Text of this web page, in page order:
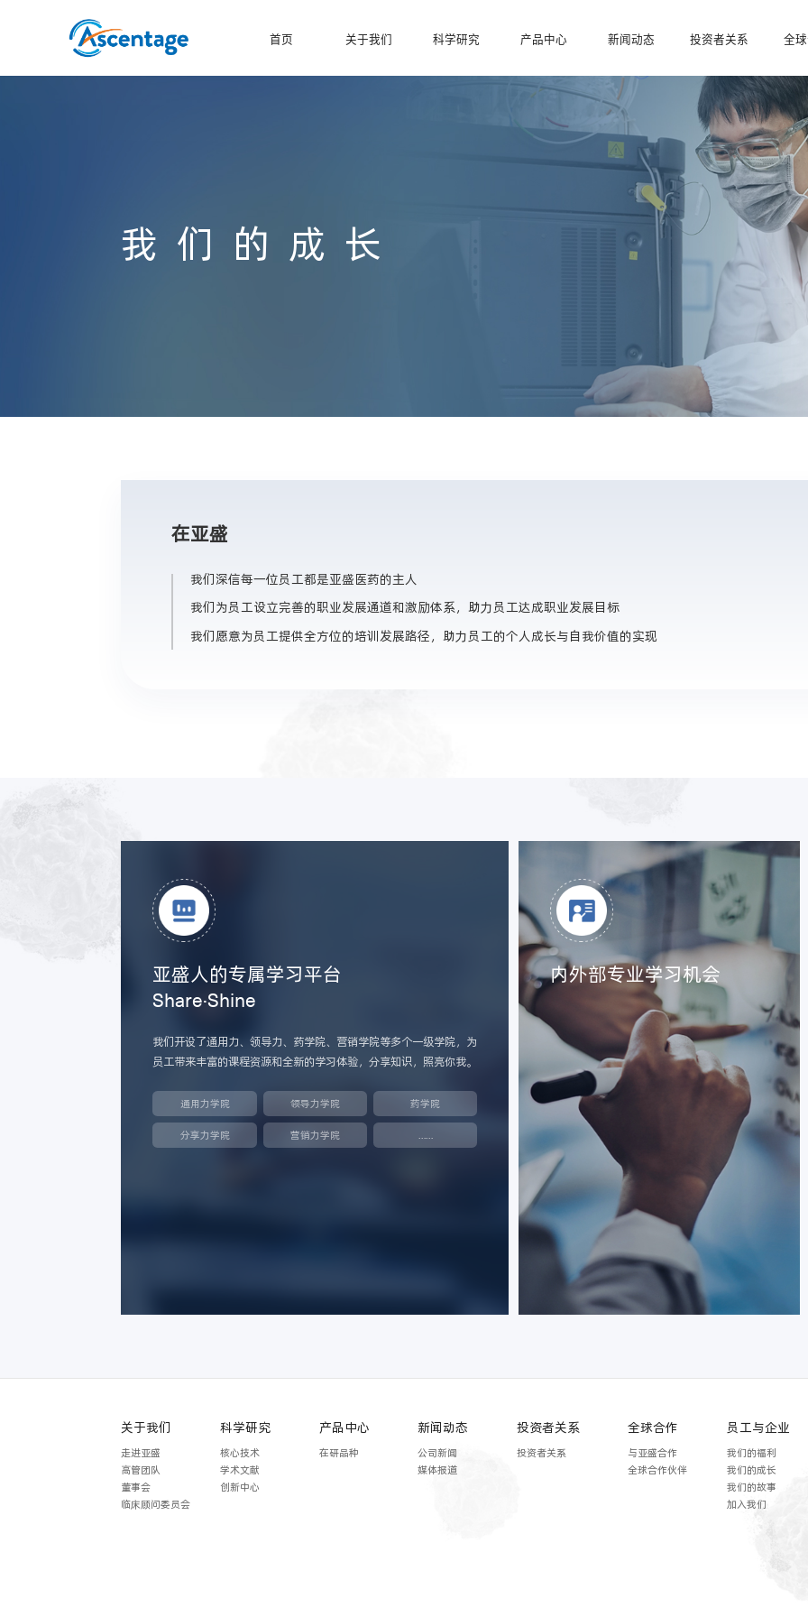
首页 关于我们 科学研究 产品中心 新闻动态 投资者关系 全
我们的成长
在亚盛
我们深信每一位员工都是亚盛医药的主人
我们为员工设立完善的职业发展通道和激励体系，助力员工达成职业发展目标
我们愿意为员工提供全方位的培训发展路径，助力员工的个人成长与自我价值的实现
亚盛人的专属学习平台
Share·Shine
我们开设了通用力、领导力、药学院、营销学院等多个一级学院，为
员工带来丰富的课程资源和全新的学习体验，分享知识，照亮你我。
通用力学院 领导力学院 药学院
分享力学院 营销力学院 ……
内外部专业学习机会
关于我们
走进亚盛
高管团队
董事会
临床顾问委员会
科学研究
核心技术
学术文献
创新中心
产品中心
在研品种
新闻动态
公司新闻
媒体报道
投资者关系
投资者关系
全球合作
与亚盛合作
全球合作伙伴
员工与企业
我们的福利
我们的成长
我们的故事
加入我们